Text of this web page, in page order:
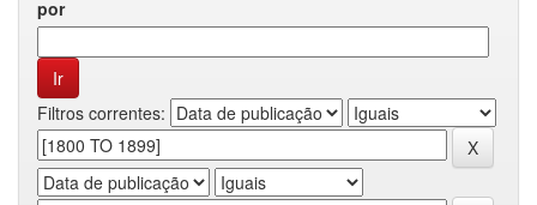
por
Filtros correntes: